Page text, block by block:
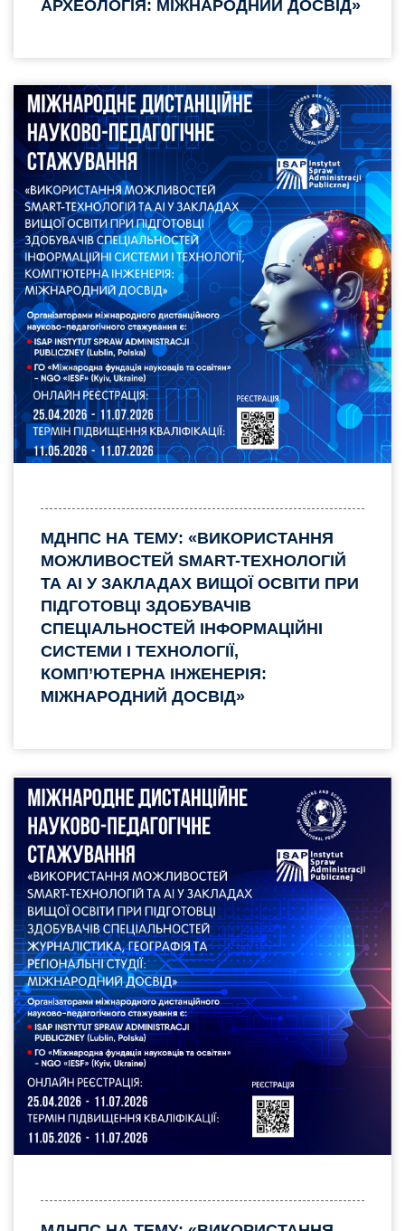
АРХЕОЛОГІЯ: МІЖНАРОДНИЙ ДОСВІД»
МДНПС НА ТЕМУ: «ВИКОРИСТАННЯ
МОЖЛИВОСТЕЙ SMART-ТЕХНОЛОГІЙ
ТА AI У ЗАКЛАДАХ ВИЩОЇ ОСВІТИ ПРИ
ПІДГОТОВЦІ ЗДОБУВАЧІВ
СПЕЦІАЛЬНОСТЕЙ ІНФОРМАЦІЙНІ
СИСТЕМИ І ТЕХНОЛОГІЇ,
КОМП’ЮТЕРНА ІНЖЕНЕРІЯ:
МІЖНАРОДНИЙ ДОСВІД»